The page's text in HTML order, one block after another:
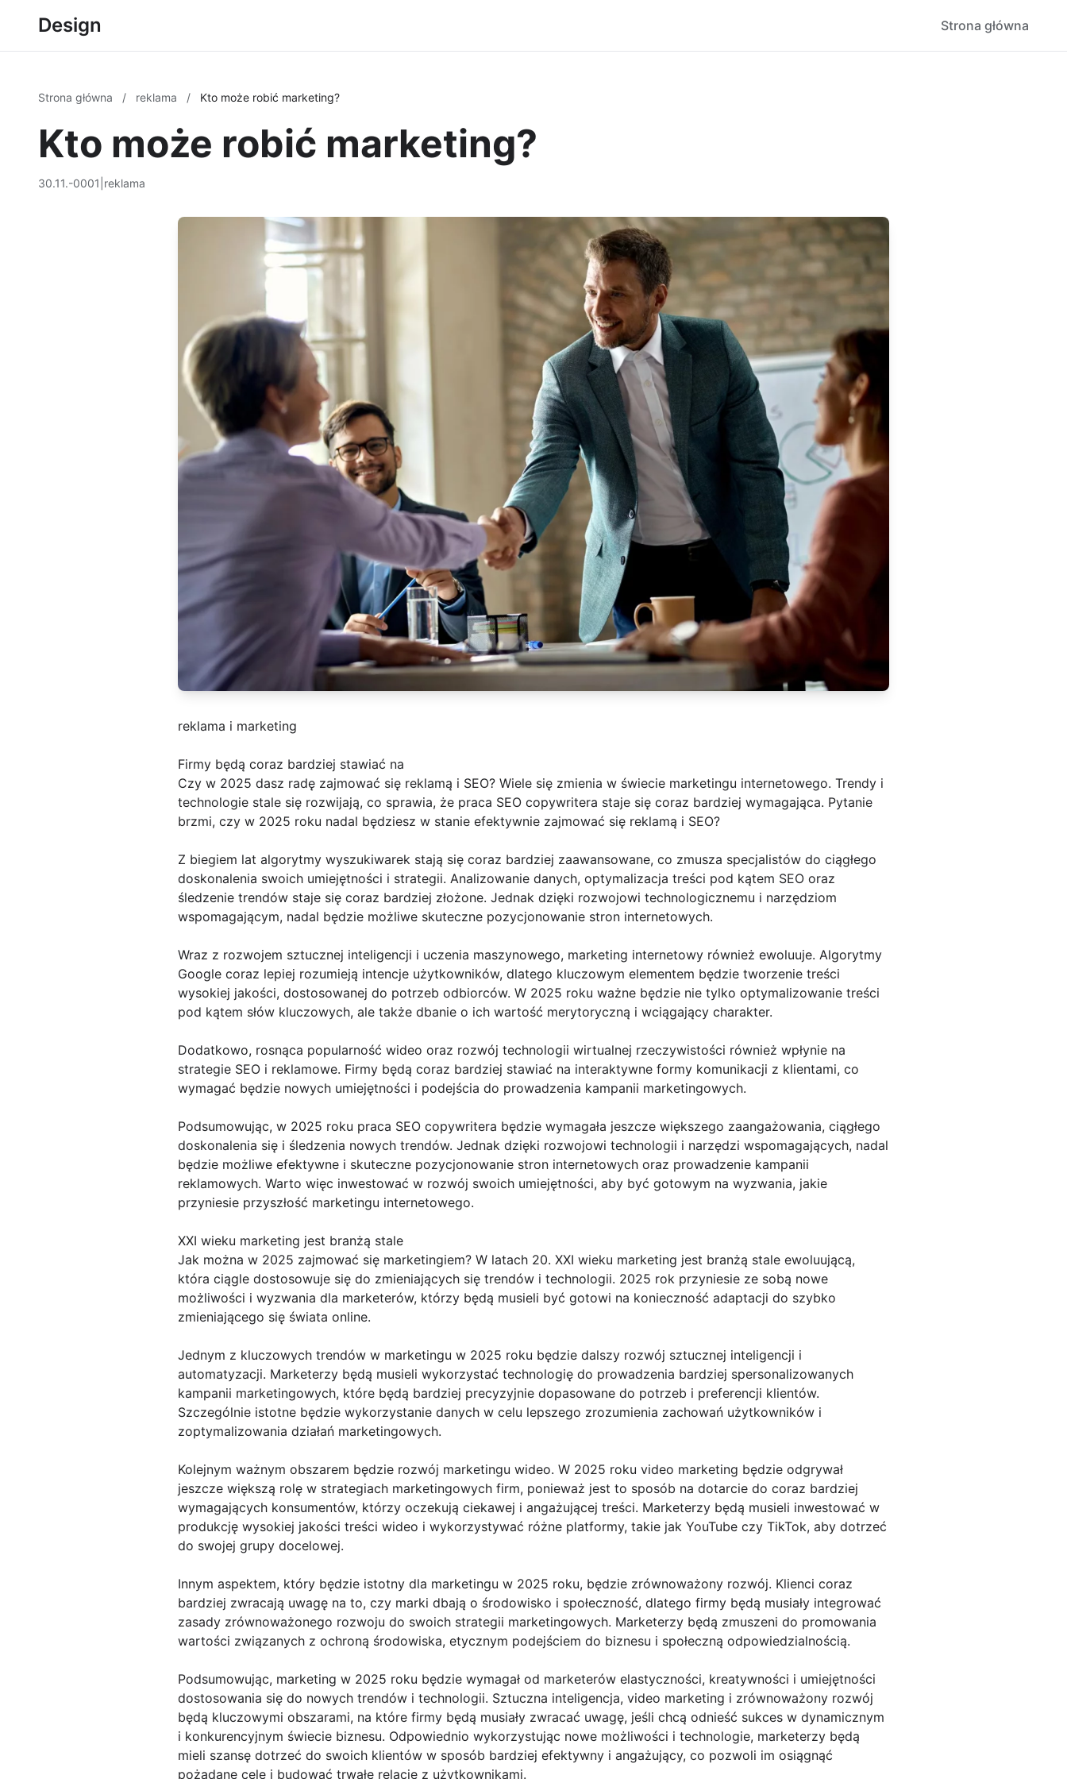
Design Strona główna
Strona główna / reklama / Kto może robić marketing?
Kto może robić marketing?
30.11.-0001 reklama
reklama i marketing
Firmy będą coraz bardziej stawiać na
Czy w 2025 dasz radę zajmować się reklamą i SEO? Wiele się zmienia w świecie marketingu internetowego. Trendy i
technologie stale się rozwijają, co sprawia, że praca SEO copywritera staje się coraz bardziej wymagająca. Pytanie
brzmi, czy w 2025 roku nadal będziesz w stanie efektywnie zajmować się reklamą i SEO?
Z biegiem lat algorytmy wyszukiwarek stają się coraz bardziej zaawansowane, co zmusza specjalistów do ciągłego
doskonalenia swoich umiejętności i strategii. Analizowanie danych, optymalizacja treści pod kątem SEO oraz
śledzenie trendów staje się coraz bardziej złożone. Jednak dzięki rozwojowi technologicznemu i narzędziom
wspomagającym, nadal będzie możliwe skuteczne pozycjonowanie stron internetowych.
Wraz z rozwojem sztucznej inteligencji i uczenia maszynowego, marketing internetowy również ewoluuje. Algorytmy
Google coraz lepiej rozumieją intencje użytkowników, dlatego kluczowym elementem będzie tworzenie treści
wysokiej jakości, dostosowanej do potrzeb odbiorców. W 2025 roku ważne będzie nie tylko optymalizowanie treści
pod kątem słów kluczowych, ale także dbanie o ich wartość merytoryczną i wciągający charakter.
Dodatkowo, rosnąca popularność wideo oraz rozwój technologii wirtualnej rzeczywistości również wpłynie na
strategie SEO i reklamowe. Firmy będą coraz bardziej stawiać na interaktywne formy komunikacji z klientami, co
wymagać będzie nowych umiejętności i podejścia do prowadzenia kampanii marketingowych.
Podsumowując, w 2025 roku praca SEO copywritera będzie wymagała jeszcze większego zaangażowania, ciągłego
doskonalenia się i śledzenia nowych trendów. Jednak dzięki rozwojowi technologii i narzędzi wspomagających, nadal
będzie możliwe efektywne i skuteczne pozycjonowanie stron internetowych oraz prowadzenie kampanii
reklamowych. Warto więc inwestować w rozwój swoich umiejętności, aby być gotowym na wyzwania, jakie
przyniesie przyszłość marketingu internetowego.
XXI wieku marketing jest branżą stale
Jak można w 2025 zajmować się marketingiem? W latach 20. XXI wieku marketing jest branżą stale ewoluującą,
która ciągle dostosowuje się do zmieniających się trendów i technologii. 2025 rok przyniesie ze sobą nowe
możliwości i wyzwania dla marketerów, którzy będą musieli być gotowi na konieczność adaptacji do szybko
zmieniającego się świata online.
Jednym z kluczowych trendów w marketingu w 2025 roku będzie dalszy rozwój sztucznej inteligencji i
automatyzacji. Marketerzy będą musieli wykorzystać technologię do prowadzenia bardziej spersonalizowanych
kampanii marketingowych, które będą bardziej precyzyjnie dopasowane do potrzeb i preferencji klientów.
Szczególnie istotne będzie wykorzystanie danych w celu lepszego zrozumienia zachowań użytkowników i
zoptymalizowania działań marketingowych.
Kolejnym ważnym obszarem będzie rozwój marketingu wideo. W 2025 roku video marketing będzie odgrywał
jeszcze większą rolę w strategiach marketingowych firm, ponieważ jest to sposób na dotarcie do coraz bardziej
wymagających konsumentów, którzy oczekują ciekawej i angażującej treści. Marketerzy będą musieli inwestować w
produkcję wysokiej jakości treści wideo i wykorzystywać różne platformy, takie jak YouTube czy TikTok, aby dotrzeć
do swojej grupy docelowej.
Innym aspektem, który będzie istotny dla marketingu w 2025 roku, będzie zrównoważony rozwój. Klienci coraz
bardziej zwracają uwagę na to, czy marki dbają o środowisko i społeczność, dlatego firmy będą musiały integrować
zasady zrównoważonego rozwoju do swoich strategii marketingowych. Marketerzy będą zmuszeni do promowania
wartości związanych z ochroną środowiska, etycznym podejściem do biznesu i społeczną odpowiedzialnością.
Podsumowując, marketing w 2025 roku będzie wymagał od marketerów elastyczności, kreatywności i umiejętności
dostosowania się do nowych trendów i technologii. Sztuczna inteligencja, video marketing i zrównoważony rozwój
będą kluczowymi obszarami, na które firmy będą musiały zwracać uwagę, jeśli chcą odnieść sukces w dynamicznym
i konkurencyjnym świecie biznesu. Odpowiednio wykorzystując nowe możliwości i technologie, marketerzy będą
mieli szansę dotrzeć do swoich klientów w sposób bardziej efektywny i angażujący, co pozwoli im osiągnąć
pożądane cele i budować trwałe relacje z użytkownikami.